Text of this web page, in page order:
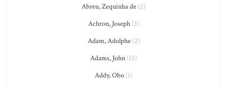
Abreu, Zequinha de (2)
Achron, Joseph(2)
Adam, Adolphe(2)
Adams, John (15)
Addy, Obo (1)